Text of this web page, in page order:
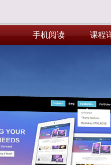
手机阅读 课程